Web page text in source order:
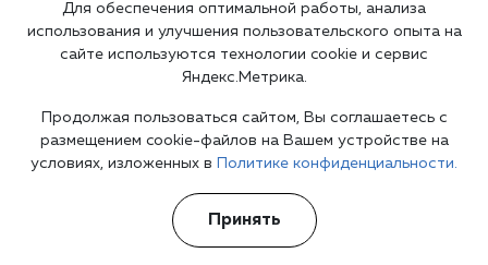
Психиатр на дом
Врач психотерапевт
Психиатрическая помощь
Для обеспечения оптимальной работы, анализа
использования и улучшения пользовательского опыта на
сайте используются технологии cookie и сервис
Яндекс.Метрика.
Продолжая пользоваться сайтом, Вы соглашаетесь с
размещением cookie-файлов на Вашем устройстве на
условиях, изложенных в
Политике конфиденциальности.
Принять